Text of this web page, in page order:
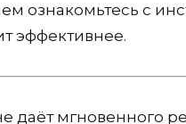
ознакомьтесь с
эффективнее.
даёт мгновенного